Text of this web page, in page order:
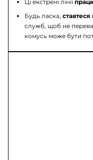
Ці екстрені лінії
Будь ласка,ставтеся
служб, щоб не
комусь може бути